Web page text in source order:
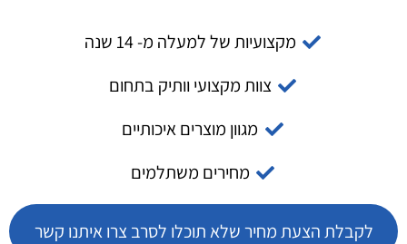
מקצועיות של למעלה מ- 14 שנה
צוות מקצועי וותיק בתחום
מגוון מוצרים איכותיים
מחירים משתלמים
לקבלת הצעת מחיר שלא תוכלו לסרב צרו איתנו קשר